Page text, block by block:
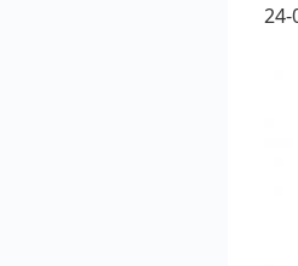
24-